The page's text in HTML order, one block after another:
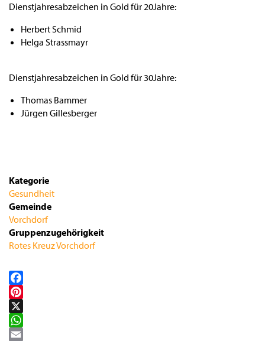
Dienstjahresabzeichen in Gold für 20Jahre:
Herbert Schmid
Helga Strassmayr
Dienstjahresabzeichen in Gold für 30Jahre:
Thomas Bammer
Jürgen Gillesberger
Kategorie
Gesundheit
Gemeinde
Vorchdorf
Gruppenzugehörigkeit
Rotes Kreuz Vorchdorf
Facebook
Pinterest
X
WhatsApp